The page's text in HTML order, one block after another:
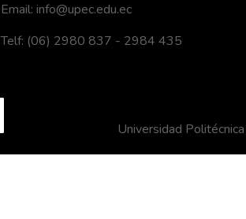
Email: info@upec.edu.ec
Telf: (06) 2980 837 - 2984 435
Universidad